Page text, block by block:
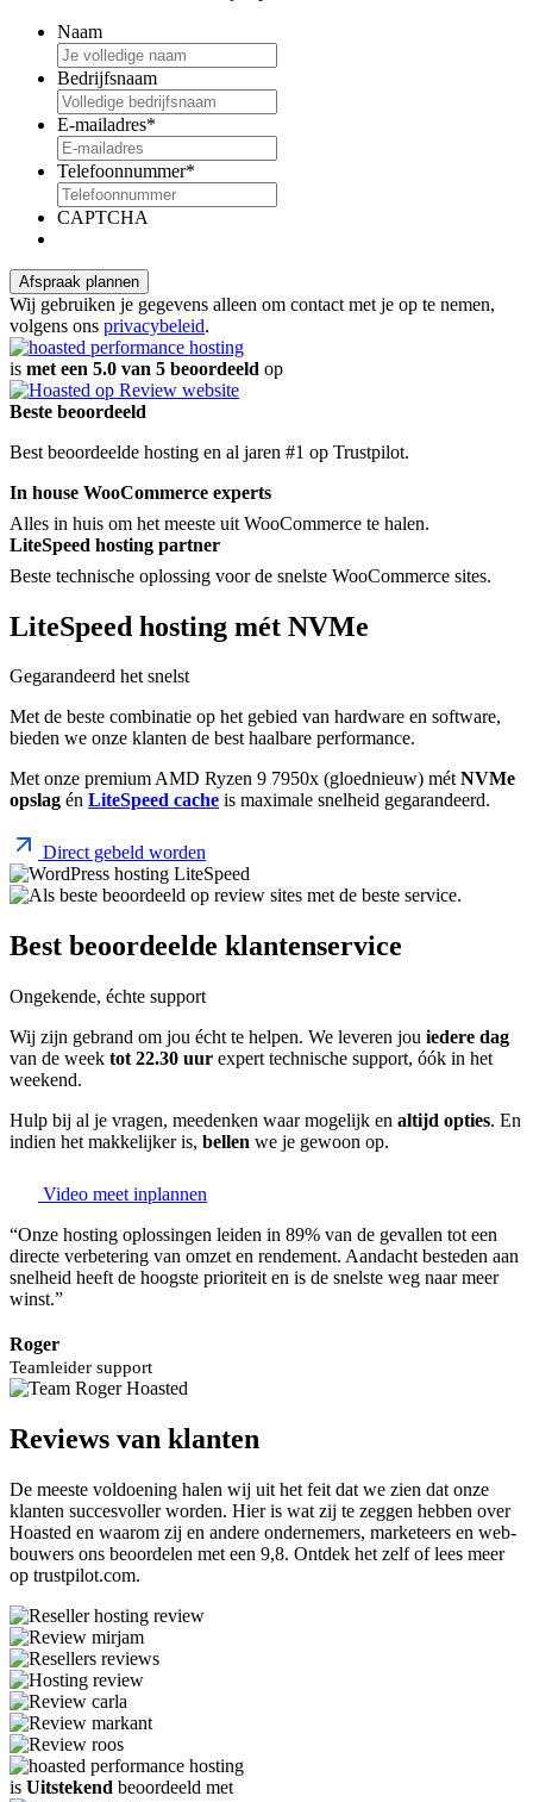
Naam
Bedrijfsnaam
E-mailadres*
Telefoonnummer*
CAPTCHA
Wij gebruiken je gegevens alleen om contact met je op te nemen,
volgens ons privacybeleid.
is met een 5.0 van 5 beoordeeld op
Beste beoordeeld
Best beoordeelde hosting en al jaren #1 op Trustpilot.
In house WooCommerce experts
Alles in huis om het meeste uit WooCommerce te halen.
LiteSpeed hosting partner
Beste technische oplossing voor de snelste WooCommerce sites.
LiteSpeed hosting mét NVMe
Gegarandeerd het snelst
Met de beste combinatie op het gebied van hardware en software,
bieden we onze klanten de best haalbare performance.
Met onze premium AMD Ryzen 9 7950x (gloednieuw) métNVMe
opslag én LiteSpeed cache is maximale snelheid gegarandeerd.
Direct gebeld worden
Best beoordeelde klantenservice
Ongekende, échte support
Wij zijn gebrand om jou écht te helpen. We leveren jou iedere dag
van de week tot 22.30 uur expert technische support, óók in het
weekend.
Hulp bij al je vragen, meedenken waar mogelijk en altijd opties. En
indien het makkelijker is, bellen we je gewoon op.
Video meet inplannen
“Onze hosting oplossingen leiden in 89% van de gevallen tot een
directe verbetering van omzet en rendement. Aandacht besteden aan
snelheid heeft de hoogste prioriteit en is de snelste weg naar meer
winst.”
Roger
Teamleider support
Reviews van klanten
De meeste voldoening halen wij uit het feit dat we zien dat onze
klanten succesvoller worden. Hier is wat zij te zeggen hebben over
Hoasted en waarom zij en andere ondernemers, marketeers en web-
bouwers ons beoordelen met een 9,8. Ontdek het zelf of lees meer
op trustpilot.com.
is Uitstekend beoordeeld met